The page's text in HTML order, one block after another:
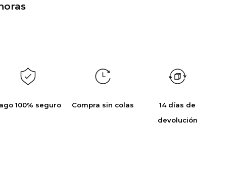
100% seguro Compra sin colas
14 días de
devolución